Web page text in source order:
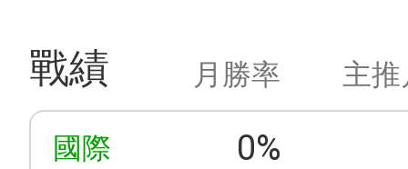
戰績 月勝率 主
國際 0%